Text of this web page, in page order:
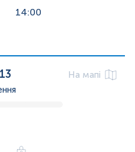
14:00
На мапі